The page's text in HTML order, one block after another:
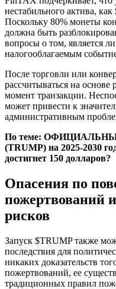
нестабильного актива,
Поскольку 80% монеты
должна быть
вопросы о том, является
налогооблагаемым
После торговли или
рассчитываться на
момент транзакции.
может привести к
административным
По теме:
(TRUMP) на 2025-2030
достигнет 150 долларов?
Опасения по
пожертвований
рисков
Запуск $TRUMP также
последствия для
никаких доказательств
пожертвований, ее
традиционных правил